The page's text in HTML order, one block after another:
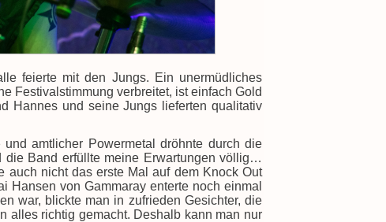
feierte mit den Jungs. Ein unermüdliches
Festivalstimmung verbreitet, ist einfach Gold
Hannes und seine Jungs lieferten qualitativ
amtlicher Powermetal dröhnte durch die
die Band erfüllte meine Erwartungen völlig…
auch nicht das erste Mal auf dem Knock Out
Hansen von Gammaray enterte noch einmal
war, blickte man in zufrieden Gesichter, die
alles richtig gemacht. Deshalb kann man nur